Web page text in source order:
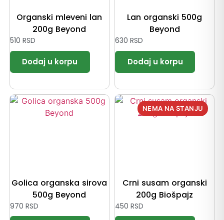
Organski mleveni lan
200g Beyond
510 RSD
Lan organski 500g
Beyond
630 RSD
Golica organska sirova
500g Beyond
970 RSD
Crni susam organski
200g Biošpajz
450 RSD